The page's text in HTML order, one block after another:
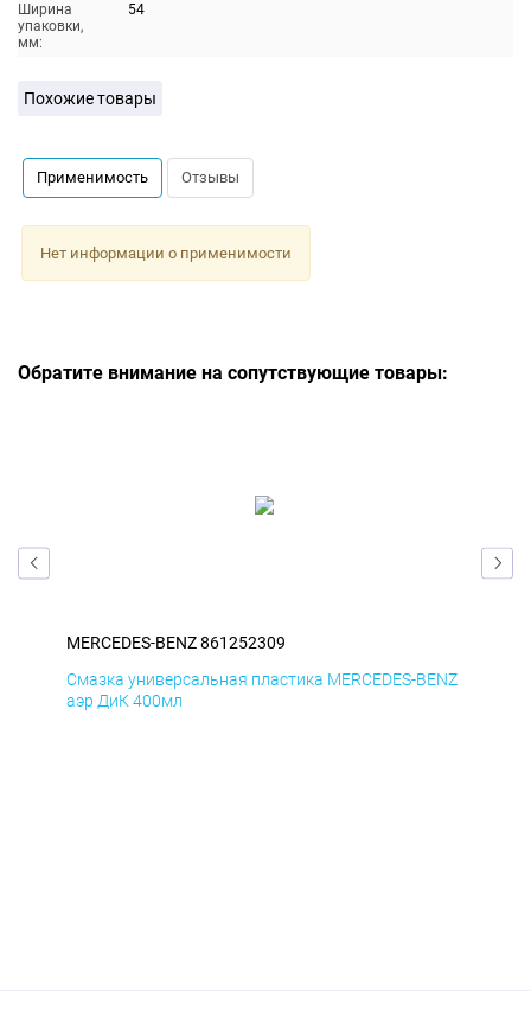
Ширина
упаковки,
мм:
54
Похожие товары
Применимость Отзывы
Нет информации о применимости
Обратите внимание на сопутствующие товары:
MERCEDES-BENZ 861252309
Смазка универсальная пластика MERCEDES-BENZ
аэр ДиК 400мл